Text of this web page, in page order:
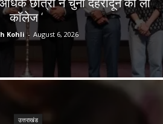
काॅलेज ‘
Kohli - August 6, 2026
उत्तराखंड